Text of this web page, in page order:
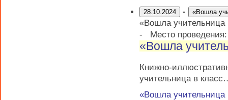
28.10.2024 - «Вошла
«Вошла
-
Место
«Вошла
Книжно-
учительница в
«Вошла